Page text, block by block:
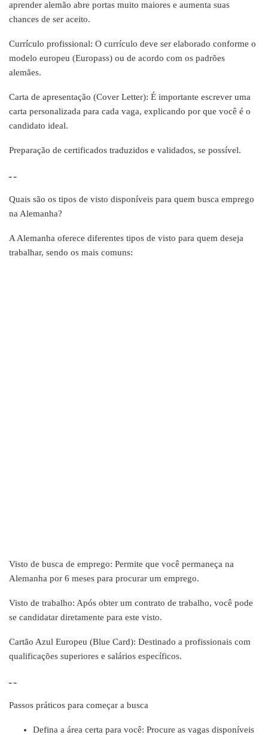
aprender alemão abre portas muito maiores e aumenta suas
chances de ser aceito.
Currículo profissional: O currículo deve ser elaborado conforme o
modelo europeu (Europass) ou de acordo com os padrões
alemães.
Carta de apresentação (Cover Letter): É importante escrever uma
carta personalizada para cada vaga, explicando por que você é o
candidato ideal.
Preparação de certificados traduzidos e validados, se possível.
ـ ـ
Quais são os tipos de visto disponíveis para quem busca emprego
na Alemanha?
A Alemanha oferece diferentes tipos de visto para quem deseja
trabalhar, sendo os mais comuns:
Visto de busca de emprego: Permite que você permaneça na
Alemanha por 6 meses para procurar um emprego.
Visto de trabalho: Após obter um contrato de trabalho, você pode
se candidatar diretamente para este visto.
Cartão Azul Europeu (Blue Card): Destinado a profissionais com
qualificações superiores e salários específicos.
ـ ـ
Passos práticos para começar a busca
Defina a área certa para você: Procure as vagas disponíveis